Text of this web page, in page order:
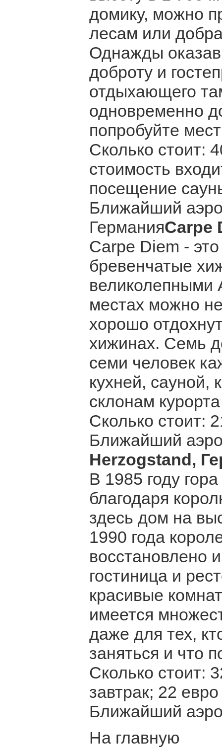
домику, можно
лесам или
Однажды
доброту и
отдыхающего
одновременно
попробуйте
Сколько стоит:
стоимость
посещение
Ближайший
ГерманияCarpe
Carpe Diem -
бревенчатые
великолепными
местах можно
хорошо
хижинах. Семь
семи человек
кухней, сауной,
склонам
Сколько стоит:
Ближайший
Herzogstand,
В 1985 году
благодаря
здесь дом на
1990 года
восстановлено
гостиница и
красивые
имеется
даже для тех,
заняться и что
Сколько стоит:
завтрак; 22
Ближайший
На главную